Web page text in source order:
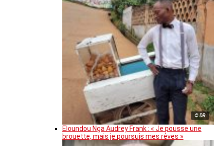
© DR
Eloundou Nga Audrey Frank : « Je pousse une
brouette, mais je poursuis mes rêves »